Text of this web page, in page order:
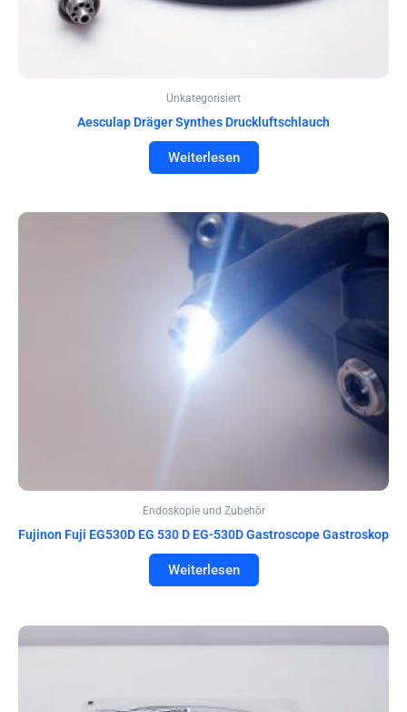
Unkategorisiert
Aesculap Dräger Synthes Druckluftschlauch
Weiterlesen
Endoskopie und Zubehör
Fujinon Fuji EG530D EG 530 D EG-530D Gastroscope Gastroskop
Weiterlesen